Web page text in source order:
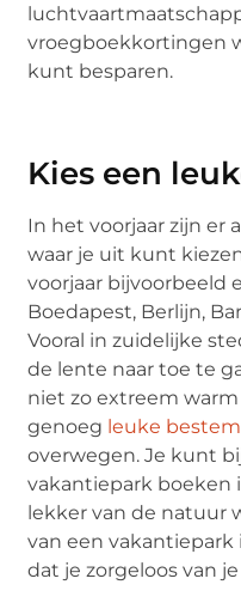
vroegboekkortingen
kunt besparen.
Kies een
In het voorjaar zijn er
waar je uit kunt
voorjaar bijvoorbeeld
Boedapest, Berlijn,
Vooral in zuidelijke
de lente naar toe te
niet zo extreem
genoeg leuke
overwegen. Je kunt
vakantiepark boeken
lekker van de natuur
van een vakantiepark
dat je zorgeloos van